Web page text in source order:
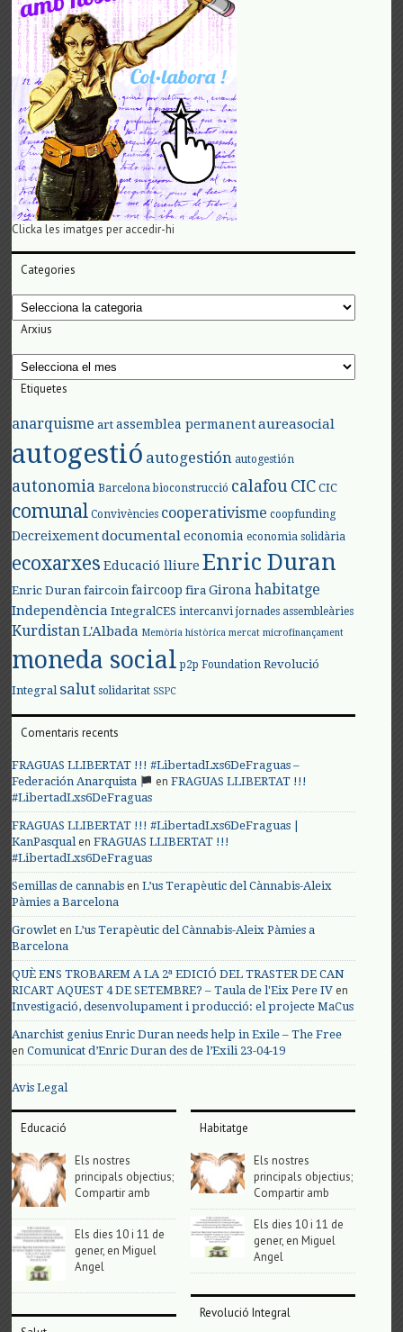
Clicka les imatges per accedir-hi
Categories
Categories
Arxius
Arxius
Etiquetes
anarquisme art assemblea permanent aureasocial
autogestió autogestión autogestión
autonomia Barcelona bioconstrucció calafouCIC CIC
comunal Convivències cooperativisme coopfunding
Decreixement documental economia economia solidària
ecoxarxes Educació lliure Enric Duran
Enric Duran faircoin faircoop fira Girona habitatge
Independència IntegralCES intercanvi jornades assembleàries
KurdistanL'Albada Memòria històrica mercat microfinançament
moneda social p2p Foundation Revolució
Integral salut solidaritat SSPC
Comentaris recents
FRAGUAS LLIBERTAT !!! #LibertadLxs6DeFraguas –
Federación Anarquista
enFRAGUAS LLIBERTAT !!!
#LibertadLxs6DeFraguas
FRAGUAS LLIBERTAT !!! #LibertadLxs6DeFraguas |
KanPasqualenFRAGUAS LLIBERTAT !!!
#LibertadLxs6DeFraguas
Semillas de cannabis enL’us Terapèutic del Cànnabis-Aleix
Pàmies a Barcelona
Growlet enL’us Terapèutic del Cànnabis-Aleix Pàmies a
Barcelona
QUÈ ENS TROBAREM A LA 2ª EDICIÓ DEL TRASTER DE CAN
RICART AQUEST 4 DE SETEMBRE? – Taula de l'Eix Pere IV en
Investigació, desenvolupament i producció: el projecte MaCus
Anarchist genius Enric Duran needs help in Exile – The Free
enComunicat d’Enric Duran des de l’Exili 23-04-19
Avis Legal
Educació
Els nostres
principals objectius;
Compartir amb
Els dies 10 i 11 de
gener, en Miguel
Angel
Habitatge
Els nostres
principals objectius;
Compartir amb
Els dies 10 i 11 de
gener, en Miguel
Angel
Revolució Integral